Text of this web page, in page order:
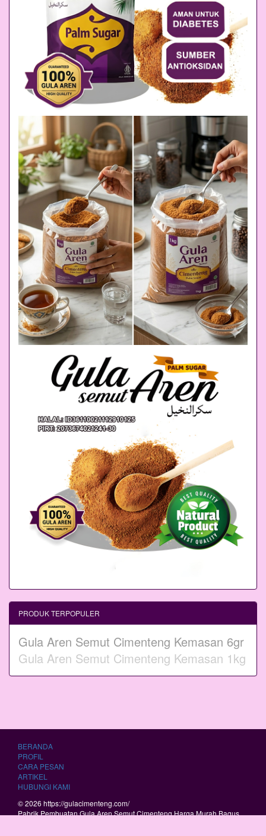
PRODUK TERPOPULER
Gula Aren Semut Cimenteng Kemasan 6gr
Gula Aren Semut Cimenteng Kemasan 1kg
BERANDA
PROFIL
CARA PESAN
ARTIKEL
HUBUNGI KAMI
© 2026 https://gulacimenteng.com/
Pabrik Pembuatan Gula Aren Semut Cimenteng Harga Murah Bagus